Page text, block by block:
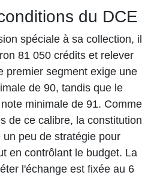
du DCE
spéciale à sa collection, il
81 050 crédits et relever
premier segment exige une
de 90, tandis que le
minimale de 91. Comme
de ce calibre, la constitution
peu de stratégie pour
en contrôlant le budget. La
l'échange est fixée au 6